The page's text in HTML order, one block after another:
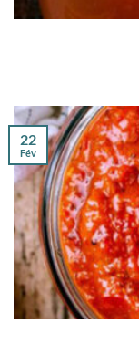
22
Fév